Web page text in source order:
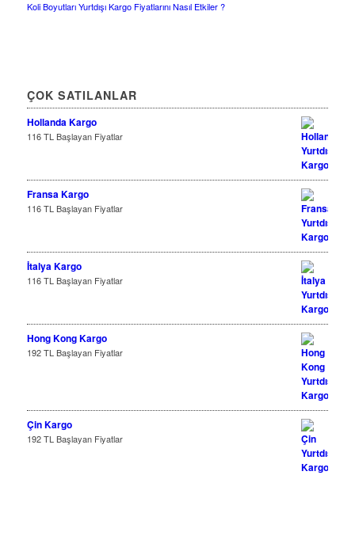
Koli Boyutları Yurtdışı Kargo Fiyatlarını Nasıl Etkiler ?
ÇOK SATILANLAR
Hollanda Kargo
116 TL Başlayan Fiyatlar
Fransa Kargo
116 TL Başlayan Fiyatlar
İtalya Kargo
116 TL Başlayan Fiyatlar
Hong Kong Kargo
192 TL Başlayan Fiyatlar
Çin Kargo
192 TL Başlayan Fiyatlar